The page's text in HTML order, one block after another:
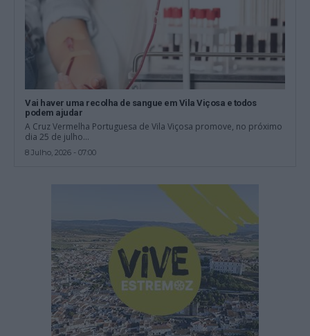
Vai haver uma recolha de sangue em Vila Viçosa e todos
podem ajudar
A Cruz Vermelha Portuguesa de Vila Viçosa promove, no próximo
dia 25 de julho...
8 Julho, 2026 - 07:00